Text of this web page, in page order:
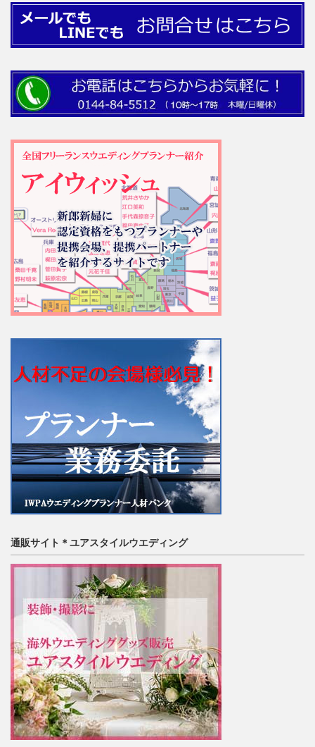
通販サイト＊ユアスタイルウエディング